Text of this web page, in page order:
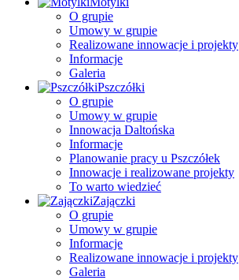
O grupie
Umowy w grupie
Realizowane innowacje i projekty
Informacje
Galeria
Pszczółki
O grupie
Umowy w grupie
Innowacja Daltońska
Informacje
Planowanie pracy u Pszczółek
Innowacje i realizowane projekty
To warto wiedzieć
Zajączki
O grupie
Umowy w grupie
Informacje
Realizowane innowacje i projekty
Galeria